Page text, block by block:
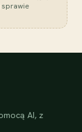
sprawie
AI, z